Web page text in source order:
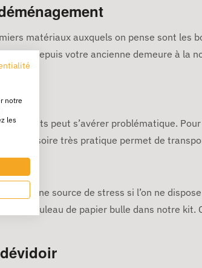
matériaux auxquels on pense sont
biens depuis votre ancienne demeure à la
peut s’avérer problématique.
accessoire très pratique permet de
être une source de stress si l’on ne
un rouleau de papier bulle dans notre
notre
les